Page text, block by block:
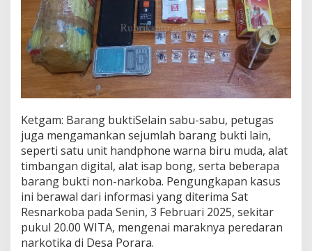
Ketgam: Barang buktiSelain sabu-sabu, petugas
juga mengamankan sejumlah barang bukti lain,
seperti satu unit handphone warna biru muda, alat
timbangan digital, alat isap bong, serta beberapa
barang bukti non-narkoba. Pengungkapan kasus
ini berawal dari informasi yang diterima Sat
Resnarkoba pada Senin, 3 Februari 2025, sekitar
pukul 20.00 WITA, mengenai maraknya peredaran
narkotika di Desa Porara.